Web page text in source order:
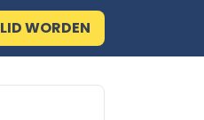
LID WORDEN